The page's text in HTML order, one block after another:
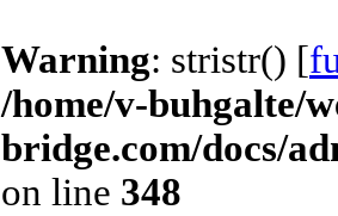
Warning: stristr() [
/home/v-buhgalte/
bridge.com/docs/
on line 348